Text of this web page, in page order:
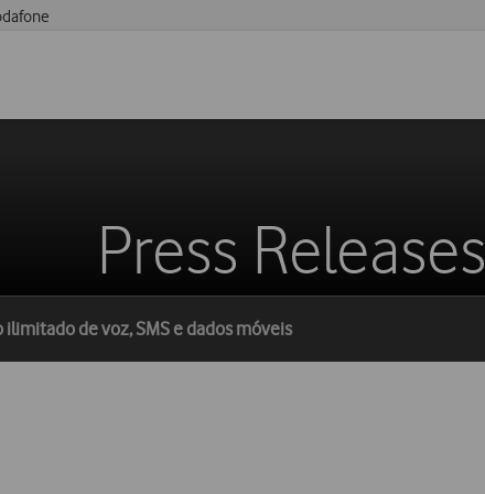
Press Releases
de voz, SMS e dados móveis